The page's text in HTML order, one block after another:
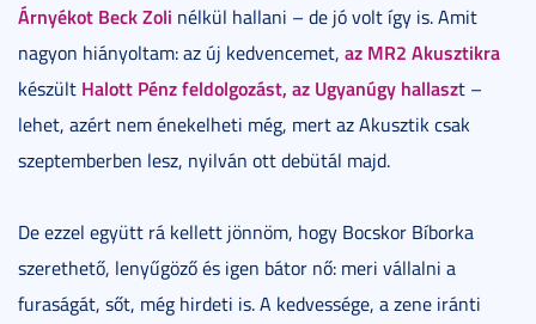
Árnyékot Beck Zoli nélkül hallani – de jó volt így is. Amit
nagyon hiányoltam: az új kedvencemet, az MR2 Akusztikra
készült Halott Pénzfeldolgozást, az Ugyanúgy hallaszt –
lehet, azért nem énekelheti még, mert az Akusztik csak
szeptemberben lesz, nyilván ott debütál majd.
De ezzel együtt rá kellett jönnöm, hogy Bocskor Bíborka
szerethető, lenyűgöző és igen bátor nő: meri vállalni a
furaságát, sőt, még hirdeti is. A kedvessége, a zene iránti